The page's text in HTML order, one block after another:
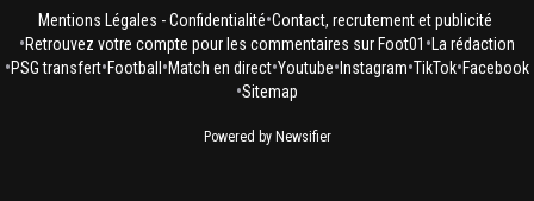
Mentions Légales - Confidentialité•Contact, recrutement et publicité
•Retrouvez votre compte pour les commentaires sur Foot01 •La rédaction
•PSG transfert•Football •Match en direct•Youtube• Instagram•TikTok•Facebook
•Sitemap
Powered by Newsifier